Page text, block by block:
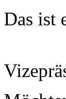
Das ist